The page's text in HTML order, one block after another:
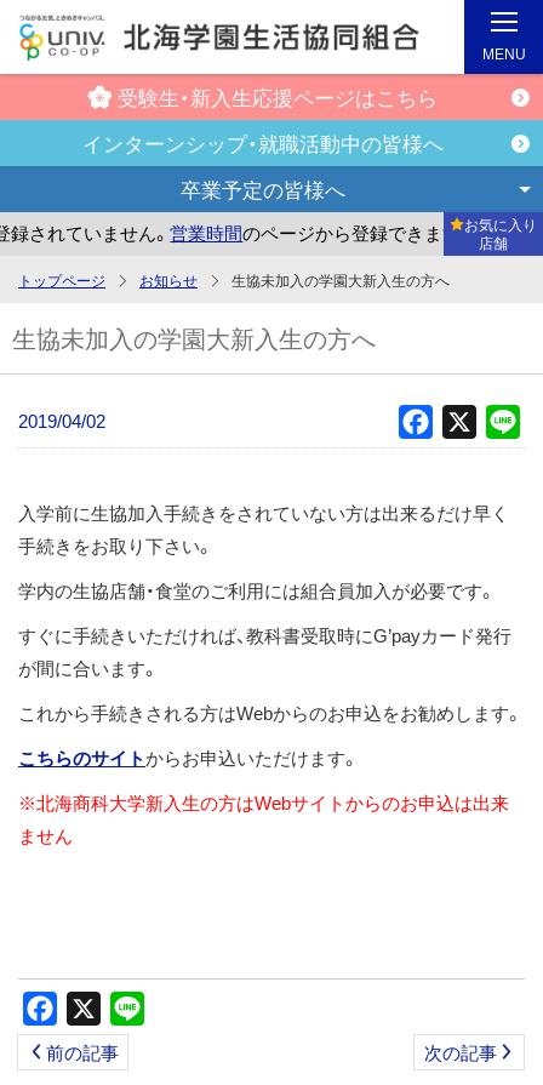
ン
コ
受験生・新入生応援ページはこちら
インターンシップ・就職活動中の皆様へ
卒業予定の皆様へ
れていません。営業時間のページから登録できます。 ま
お気に入り
店舗
MENU
トップページ お知らせ 生協未加入の学園大新入生の方へ
生協未加入の学園大新入生の方へ
2019/04/02 Facebook
入学前に生協加入手続きをされていない方は出来るだけ早く
手続きをお取り下さい。
学内の生協店舗・食堂のご利用には組合員加入が必要です。
すぐに手続きいただければ、教科書受取時にG’payカード発行
が間に合います。
これから手続きされる方はWebからのお申込をお勧めします。
こちらのサイトからお申込いただけます。
※北海商科大学新入生の方はWebサイトからのお申込は出来
ません
Facebook
前の記事 次の記事